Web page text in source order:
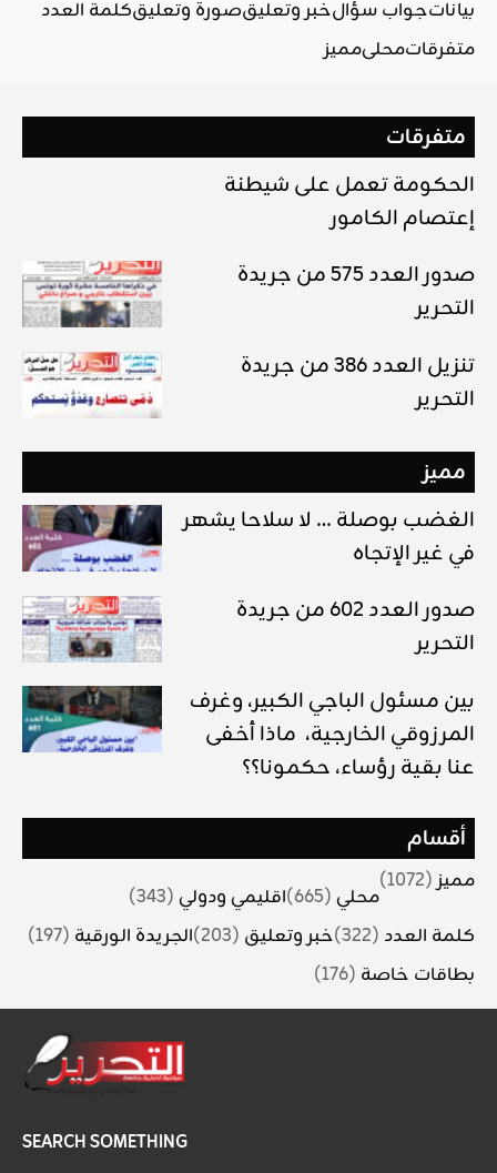
بياناتجواب سؤالخبر وتعليقصورة وتعليقكلمة العدد
متفرقاتمحليمميز
متفرقات
الحكومة تعمل على شيطنة
إعتصام الكامور
صدور العدد 575 من جريدة
التحرير
تنزيل العدد 386 من جريدة
التحرير
مميز
الغضب بوصلة … لا سلاحا يشهر
في غير الإتجاه
صدور العدد 602 من جريدة
التحرير
بين مسئول الباجي الكبير، وغرف
المرزوقي الخارجية، ماذا أخفى
عنا بقية رؤساء، حكمونا؟؟
أقسام
مميز(1072)
محلي (665) اقليمي ودولي (343)
كلمة العدد (322) خبر وتعليق (203) الجريدة الورقية (197)
بطاقات خاصة (176)
SEARCH SOMETHING